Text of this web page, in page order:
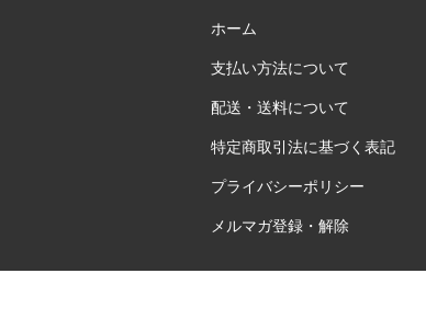
ホーム
支払い方法について
配送・送料について
特定商取引法に基づく表記
プライバシーポリシー
メルマガ登録・解除